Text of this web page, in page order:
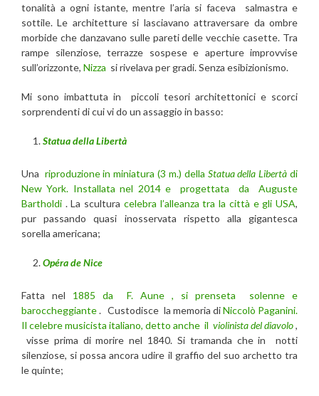
tonalità a ogni istante, mentre l’aria si faceva salmastra e
sottile. Le architetture si lasciavano attraversare da ombre
morbide che danzavano sulle pareti delle vecchie casette. Tra
rampe silenziose, terrazze sospese e aperture improvvise
sull’orizzonte, Nizza si rivelava per gradi. Senza esibizionismo.
Mi sono imbattuta in piccoli tesori architettonici e scorci
sorprendenti di cui vi do un assaggio in basso:
Statua della Libertà
Una riproduzione in miniatura (3 m.) della Statua della Libertàdi
New York. Installata nel 2014 e progettata da Auguste
Bartholdi . La scultura celebra l’alleanza tra la città e gli USA,
pur passando quasi inosservata rispetto alla gigantesca
sorella americana;
Opéra de Nice
Fatta nel 1885 da F. Aune , si prenseta solenne e
baroccheggiante. Custodisce la memoria diNiccolò Paganini.
Il celebre musicista italiano, detto anche il violinista del diavolo,
visse prima di morire nel 1840. Si tramanda che in notti
silenziose, si possa ancora udire il graffio del suo archetto tra
le quinte;